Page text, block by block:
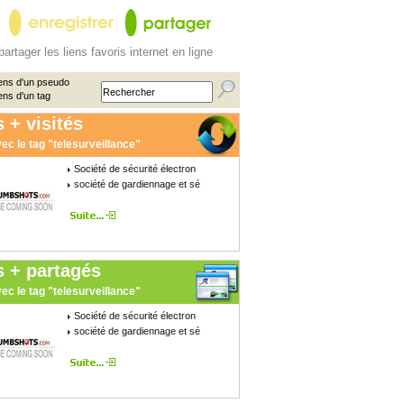
les liens favoris internet en ligne
d'un pseudo
d'un tag
+ visités
le tag "telesurveillance"
Société de sécurité électron
société de gardiennage et sé
+ partagés
le tag "telesurveillance"
Société de sécurité électron
société de gardiennage et sé